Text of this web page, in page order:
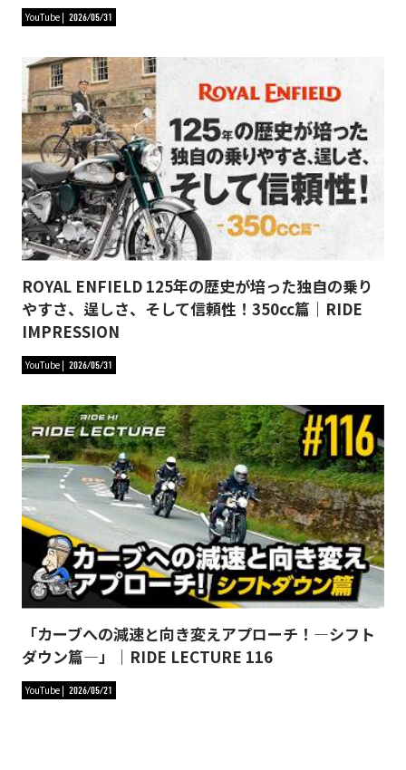
YouTube 2026/05/31
ROYAL ENFIELD 125年の歴史が培った独自の乗り
やすさ、逞しさ、そして信頼性！350cc篇｜RIDE
IMPRESSION
YouTube 2026/05/31
「カーブへの減速と向き変えアプローチ！―シフト
ダウン篇―」｜RIDE LECTURE 116
YouTube 2026/05/21